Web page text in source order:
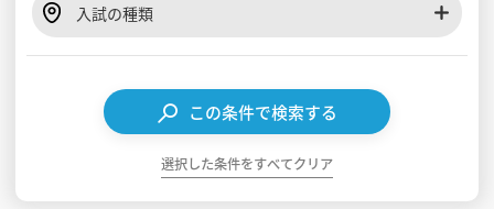
入試の種類
この条件で検索する
選択した条件をすべてクリア